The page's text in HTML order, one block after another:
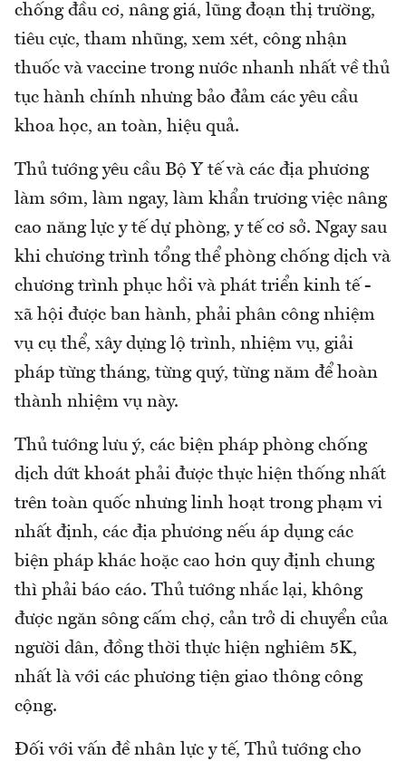
chống đầu cơ, nâng giá, lũng đoạn thị trường,
tiêu cực, tham nhũng, xem xét, công nhận
thuốc và vaccine trong nước nhanh nhất về thủ
tục hành chính nhưng bảo đảm các yêu cầu
khoa học, an toàn, hiệu quả.
Thủ tướng yêu cầu Bộ Y tế và các địa phương
làm sớm, làm ngay, làm khẩn trương việc nâng
cao năng lực y tế dự phòng, y tế cơ sở. Ngay sau
khi chương trình tổng thể phòng chống dịch và
chương trình phục hồi và phát triển kinh tế -
xã hội được ban hành, phải phân công nhiệm
vụ cụ thể, xây dựng lộ trình, nhiệm vụ, giải
pháp từng tháng, từng quý, từng năm để hoàn
thành nhiệm vụ này.
Thủ tướng lưu ý, các biện pháp phòng chống
dịch dứt khoát phải được thực hiện thống nhất
trên toàn quốc nhưng linh hoạt trong phạm vi
nhất định, các địa phương nếu áp dụng các
biện pháp khác hoặc cao hơn quy định chung
thì phải báo cáo. Thủ tướng nhắc lại, không
được ngăn sông cấm chợ, cản trở di chuyển của
người dân, đồng thời thực hiện nghiêm 5K,
nhất là với các phương tiện giao thông công
cộng.
Đối với vấn đề nhân lực y tế, Thủ tướng cho